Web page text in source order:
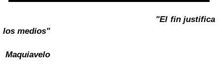
"El fin justifica
los medios"
Maquiavelo